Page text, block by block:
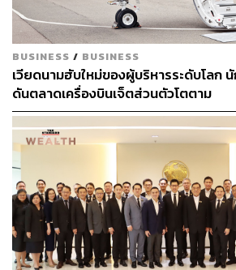
ใหญ่ที่สุดของเซ็นทรัลพัฒนาและกลุ่มเ
ขณะที่โครงการ Central GR9 จะผลักดัน
ศูนย์กลางเศรษฐกิจใหม่ของกรุงเทพฯ แ
District จะเชื่อมลาดพร้าว-พหลโยธินเ
สไตล์ใหม่ของกรุงเทพฯ ตอนเหนือ
ชนวัฒน์ระบุว่า CPN จะให้ความสำคัญ
ลูกค้า, คู่ค้า, นักลงทุน และชุมชนที่เติบ
AI และ Digital Transformation มาใช้
ลูกค้า และเพิ่มประสิทธิภาพการดำเนินง
และกับผู้เช่ารวมถึงพันธมิตร เพื่อก้าวเป็
BUSINESS / BUSINESS
เวียดนามฮับใหม่ของผู้บริหารระดับโลก
ดันตลาดเครื่องบินเจ็ตส่วนตัวโตตาม